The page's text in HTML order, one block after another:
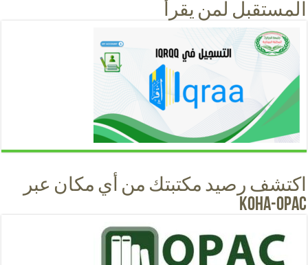
المستقبل لمن يقرأ
اكتشف رصيد مكتبتك من أي مكان عبر
KOHA-OPAC